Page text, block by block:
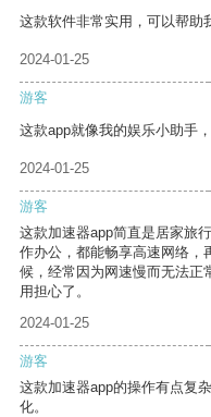
这款软件非常实用，可以帮助
2024-01-25
游客
这款app就像我的娱乐小助手
2024-01-25
游客
这款加速器app简直是居家旅
作办公，都能畅享高速网络，
候，经常因为网速慢而无法正
用担心了。
2024-01-25
游客
这款加速器app的操作有点复
化。